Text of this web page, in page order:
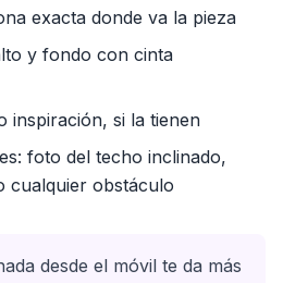
exacta donde va la pieza
y fondo con cinta
inspiración, si la tienen
foto del techo inclinado,
cualquier obstáculo
desde el móvil te da más